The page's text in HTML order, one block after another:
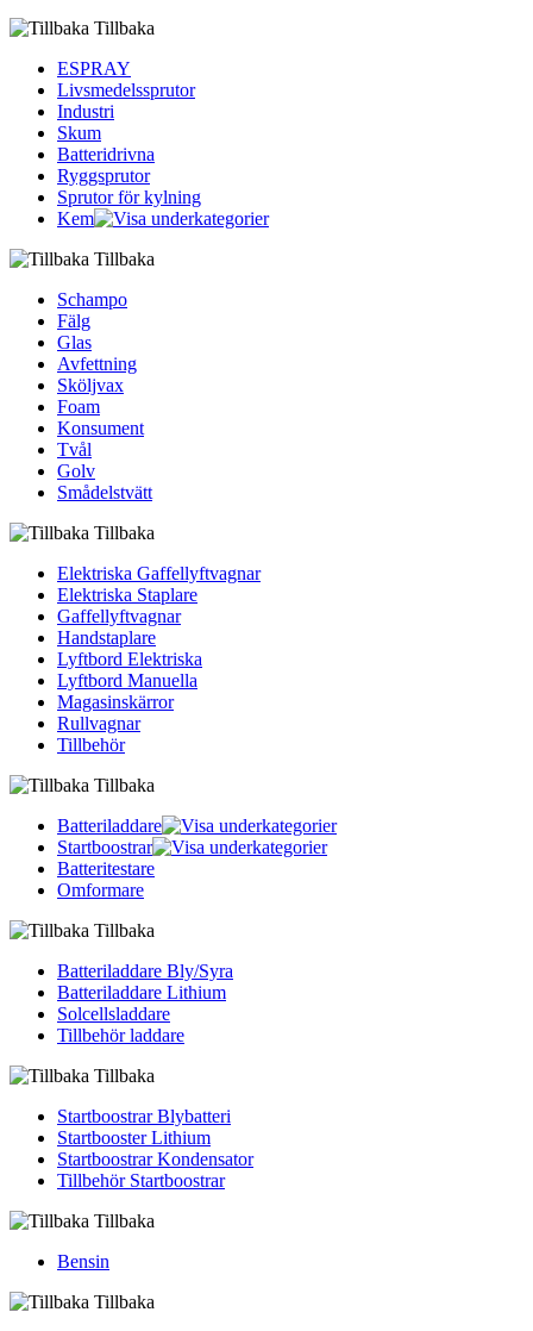
Tillbaka
ESPRAY
Livsmedelssprutor
Industri
Skum
Batteridrivna
Ryggsprutor
Sprutor för kylning
Kem
Tillbaka
Schampo
Fälg
Glas
Avfettning
Sköljvax
Foam
Konsument
Tvål
Golv
Smådelstvätt
Tillbaka
Elektriska Gaffellyftvagnar
Elektriska Staplare
Gaffellyftvagnar
Handstaplare
Lyftbord Elektriska
Lyftbord Manuella
Magasinskärror
Rullvagnar
Tillbehör
Tillbaka
Batteriladdare
Startboostrar
Batteritestare
Omformare
Tillbaka
Batteriladdare Bly/Syra
Batteriladdare Lithium
Solcellsladdare
Tillbehör laddare
Tillbaka
Startboostrar Blybatteri
Startbooster Lithium
Startboostrar Kondensator
Tillbehör Startboostrar
Tillbaka
Bensin
Tillbaka